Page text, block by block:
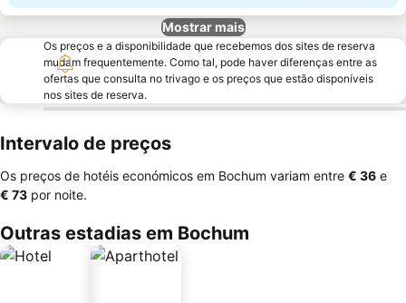
Mostrar mais
Os preços e a disponibilidade que recebemos dos sites de reserva
mudam frequentemente. Como tal, pode haver diferenças entre as
ofertas que consulta no trivago e os preços que estão disponíveis
nos sites de reserva.
Intervalo de preços
Os preços de hotéis económicos em Bochum variam entre ‎€ 36 e
‎€ 73 por noite.
Outras estadias em Bochum